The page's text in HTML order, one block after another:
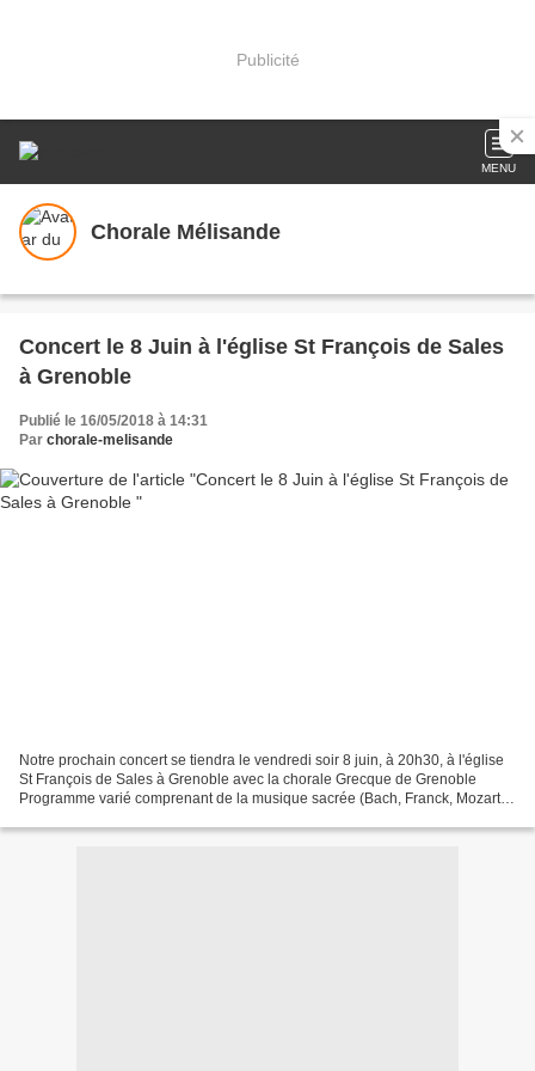
Publicité
MENU
Chorale Mélisande
Concert le 8 Juin à l'église St François de Sales
à Grenoble
Publié le 16/05/2018 à 14:31
Par chorale-melisande
Notre prochain concert se tiendra le vendredi soir 8 juin, à 20h30, à l'église
St François de Sales à Grenoble avec la chorale Grecque de Grenoble
Programme varié comprenant de la musique sacrée (Bach, Franck, Mozart,